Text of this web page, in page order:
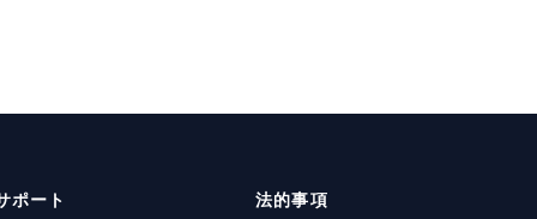
ポート 法的事項